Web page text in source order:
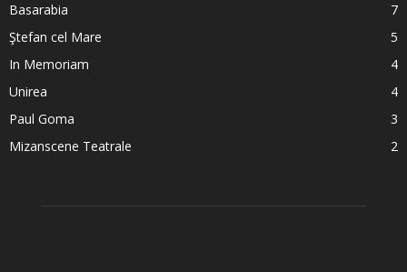
Basarabia
7
Ştefan cel Mare
5
In Memoriam
4
Unirea
4
Paul Goma
3
Mizanscene Teatrale
2